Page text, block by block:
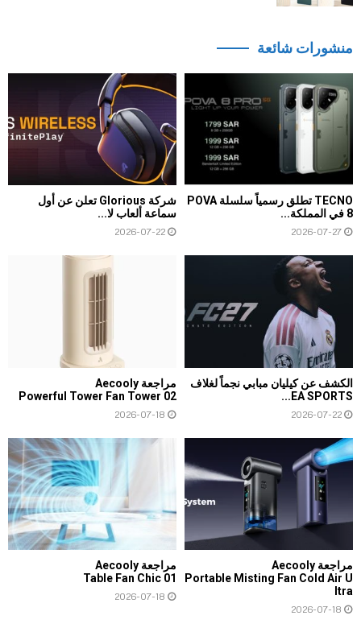
منشورات شائعة
TECNO تطلق رسمياً سلسلة POVA
8 في المملكة...
2026-07-27
شركة Glorious تعلن عن أول
سماعة ألعاب لا...
2026-07-22
الكشف عن كيليان مبابي نجماً لغلاف
EA SPORTS...
2026-07-22
مراجعة Aecooly
Powerful Tower Fan Tower 02
2026-07-18
مراجعة Aecooly
Portable Misting Fan Cold Air U
ltra
2026-07-18
مراجعة Aecooly
Table Fan Chic 01
2026-07-18